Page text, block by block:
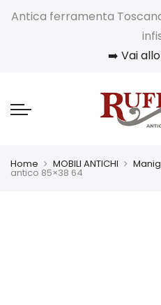
Antica ferramenta
➡️ Vai
Home MOBILI ANTICHI
antico 85×38 64